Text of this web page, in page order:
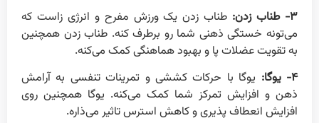
۳- طناب زدن:
طناب زدن یک ورزش مفرح و انرژی زاست که
می‌تونه خستگی ذهنی شما رو برطرف کنه. طناب زدن همچنین
به تقویت عضلات پا و بهبود هماهنگی کمک می‌کنه.
۴- یوگا:
یوگا با حرکات کششی و تمرینات تنفسی به آرامش
ذهن و افزایش تمرکز شما کمک می‌کنه. یوگا همچنین روی
افزایش انعطاف پذیری و کاهش استرس تاثیر می‌ذاره.